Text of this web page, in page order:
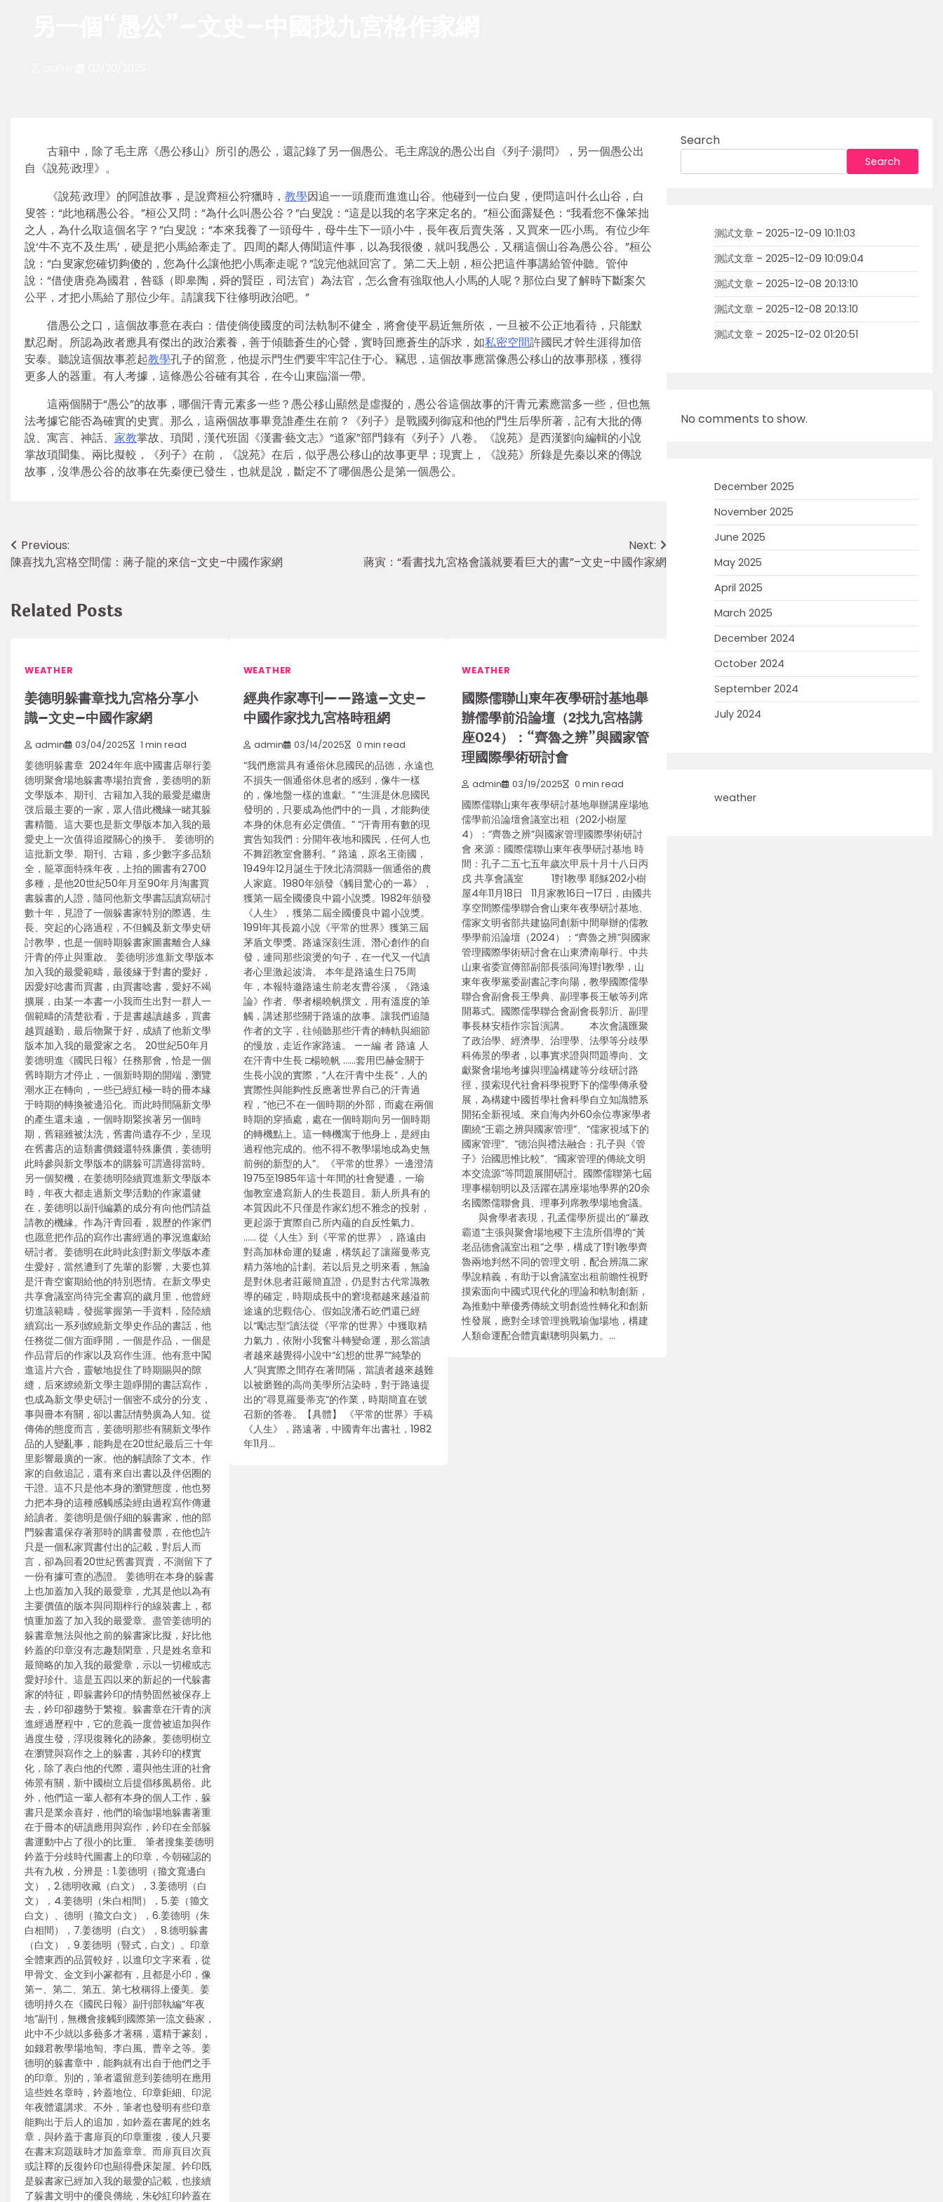
古籍中，除了毛主席《愚公移山》所引的愚公，還記錄了另一個愚公。毛主席說的愚公出自《列子·湯問》，另一個愚公出
自《說苑·政理》。
《說苑·政理》的阿誰故事，是說齊桓公狩獵時， 教學因追一一頭鹿而進進山谷。他碰到一位白叟，便問這叫什么山谷，白
叟答：“此地稱愚公谷。”桓公又問：“為什么叫愚公谷？”白叟說：“這是以我的名字來定名的。”桓公面露疑色：“我看您不像笨拙
之人，為什么取這個名字？”白叟說：“本來我養了一頭母牛，母牛生下一頭小牛，長年夜后賣失落，又買來一匹小馬。有位少年
說‘牛不克不及生馬’，硬是把小馬給牽走了。四周的鄰人傳聞這件事，以為我很傻，就叫我愚公，又稱這個山谷為愚公谷。”桓公
說：“白叟家您確切夠傻的，您為什么讓他把小馬牽走呢？”說完他就回宮了。第二天上朝，桓公把這件事講給管仲聽。管仲
說：“借使唐堯為國君，咎繇（即皋陶，舜的賢臣，司法官）為法官，怎么會有強取他人小馬的人呢？那位白叟了解時下斷案欠
公平，才把小馬給了那位少年。請讓我下往修明政治吧。”
借愚公之口，這個故事意在表白：借使倘使國度的司法軌制不健全，將會使平易近無所依，一旦被不公正地看待，只能默
默忍耐。所認為政者應具有傑出的政治素養，善于傾聽蒼生的心聲，實時回應蒼生的訴求，如私密空間許國民才幹生涯得加倍
安泰。聽說這個故事惹起教學孔子的留意，他提示門生們要牢牢記住于心。竊思，這個故事應當像愚公移山的故事那樣，獲得
更多人的器重。有人考據，這條愚公谷確有其谷，在今山東臨淄一帶。
這兩個關于“愚公”的故事，哪個汗青元素多一些？愚公移山顯然是虛擬的，愚公谷這個故事的汗青元素應當多一些，但也無
法考據它能否為確實的史實。那么，這兩個故事畢竟誰產生在前？《列子》是戰國列御寇和他的門生后學所著，記有大批的傳
說、寓言、神話、 家教掌故、瑣聞，漢代班固《漢書·藝文志》“道家”部門錄有《列子》八卷。《說苑》是西漢劉向編輯的小說
掌故瑣聞集。兩比擬較，《列子》在前，《說苑》在后，似乎愚公移山的故事更早；現實上，《說苑》所錄是先秦以來的傳說
故事，沒準愚公谷的故事在先秦便已發生，也就是說，斷定不了哪個愚公是第一個愚公。
Post
navigation
Previous:
陳喜找九宮格空間儒：蔣子龍的來信–文史–中國作家網
Next:
蔣寅：“看書找九宮格會議就要看巨大的書”–文史–中國作家網
Related Posts
WEATHER
姜德明躲書章找九宮格分享小
識–文史–中國作家網
admin 03/04/2025 1 min read
姜德明躲書章 2024年年底中國書店舉行姜
德明聚會場地躲書專場拍賣會，姜德明的新
文學版本、期刊、古籍加入我的最愛是繼唐
弢后最主要的一家，眾人借此機緣一睹其躲
書精髓。這大要也是新文學版本加入我的最
愛史上一次值得追蹤關心的換手。 姜德明的
這批新文學、期刊、古籍，多少數字多品類
全，籠罩面特殊年夜，上拍的圖書有2700
多種，是他20世紀50年月至90年月淘書買
書躲書的人證，隨同他新文學書話讀寫研討
數十年，見證了一個躲書家特別的際遇、生
長、突起的心路過程，不但觸及新文學史研
討教學，也是一個時期躲書家圖書離合人緣
汗青的停止與重啟。 姜德明涉進新文學版本
加入我的最愛範疇，最後緣于對書的愛好，
因愛好唸書而買書，由買書唸書，愛好不竭
擴展，由某一本書一小我而生出對一群人一
個範疇的清楚欲看，于是書越讀越多，買書
越買越勤，最后物聚于好，成績了他新文學
版本加入我的最愛家之名。 20世紀50年月
姜德明進《國民日報》任務那會，恰是一個
舊時期方才停止，一個新時期的開端，瀏覽
潮水正在轉向，一些已經紅極一時的冊本緣
于時期的轉換被邊沿化。而此時間隔新文學
的產生還未遠，一個時期緊挨著另一個時
期，舊籍雖被汰洗，舊書尚遺存不少，呈現
在舊書店的這類書價錢還特殊廉價，姜德明
此時參與新文學版本的購躲可謂適得當時。
另一個契機，在姜德明陸續買進新文學版本
時，年夜大都走過新文學活動的作家還健
在，姜德明以副刊編纂的成分有向他們請益
請教的機緣。作為汗青回看，親歷的作家們
也愿意把作品的寫作出書經過的事況進獻給
研討者。姜德明在此時此刻對新文學版本產
生愛好，當然遭到了先輩的影響，大要也算
是汗青空窗期給他的特別恩情。在新文學史
共享會議室尚待完全書寫的歲月里，他曾經
切進該範疇，發掘掌握第一手資料，陸陸續
續寫出一系列繚繞新文學史作品的書話，他
任務從二個方面睜開，一個是作品，一個是
作品背后的作家以及寫作生涯。他有意中闖
進這片六合，靈敏地捉住了時期賜與的隙
縫，后來繚繞新文學主題睜開的書話寫作，
也成為新文學史研討一個密不成分的分支，
事與冊本有關，卻以書話情勢廣為人知。從
傳佈的態度而言，姜德明那些有關新文學作
品的人變亂事，能夠是在20世紀最后三十年
里影響最廣的一家。他的解讀除了文本、作
家的自敘追記，還有來自出書以及伴侶圈的
干證。這不只是他本身的瀏覽態度，他也努
力把本身的這種感觸感染經由過程寫作傳遞
給讀者。姜德明是個仔細的躲書家，他的部
門躲書還保存著那時的購書發票，在他也許
只是一個私家買書付出的記載，對后人而
言，卻為回看20世紀舊書買賣，不測留下了
一份有據可查的憑證。 姜德明在本身的躲書
上也加蓋加入我的最愛章，尤其是他以為有
主要價值的版本與同期梓行的線裝書上，都
慎重加蓋了加入我的最愛章。盡管姜德明的
躲書章無法與他之前的躲書家比擬，好比他
鈐蓋的印章沒有志趣類閑章，只是姓名章和
最簡略的加入我的最愛章，示以一切權或志
愛好珍什。這是五四以來的新起的一代躲書
家的特征，即躲書鈐印的情勢固然被保存上
去，鈐印卻趨勢于繁複。躲書章在汗青的演
進經過歷程中，它的意義一度曾被追加與作
過度生發，浮現復雜化的跡象。姜德明樹立
在瀏覽與寫作之上的躲書，其鈐印的樸實
化，除了表白他的代際，還與他生涯的社會
佈景有關，新中國樹立后提倡移風易俗。此
外，他們這一輩人都有本身的個人工作，躲
書只是業余喜好，他們的瑜伽場地躲書著重
在于冊本的研讀應用與寫作，鈐印在全部躲
書運動中占了很小的比重。 筆者搜集姜德明
鈐蓋于分歧時代圖書上的印章，今朝確認的
共有九枚，分辨是：1.姜德明（籀文寬邊白
文），2.德明收藏（白文），3.姜德明（白
文），4.姜德明（朱白相間），5.姜（籀文
白文）、德明（籀文白文），6.姜德明（朱
白相間），7.姜德明（白文），8.德明躲書
（白文），9.姜德明（豎式，白文）。印章
全體東西的品質較好，以進印文字來看，從
甲骨文、金文到小篆都有，且都是小印，像
第—、第二、第五、第七枚稱得上優美。姜
德明持久在《國民日報》副刊部執編“年夜
地”副刊，無機會接觸到國際第一流文藝家，
此中不少就以多藝多才著稱，還精于篆刻，
如錢君教學場地匋、李白風、曹辛之等。姜
德明的躲書章中，能夠就有出自于他們之手
的印章。別的，筆者還留意到姜德明在應用
這些姓名章時，鈐蓋地位、印章鉅細、印泥
年夜體還講求。不外，筆者也發明有些印章
能夠出于后人的追加，如鈐蓋在書尾的姓名
章，與鈐蓋于書扉頁的印章重復，後人只要
在書末寫題跋時才加蓋章章。而扉頁目次頁
或註釋的反復鈐印也顯得疊床架屋。鈐印既
是躲書家已經加入我的最愛的記載，也接續
了躲書文明中的優良傳統，朱砂紅印鈐蓋在
WEATHER
經典作家專刊——路遠–文史–
中國作家找九宮格時租網
admin 03/14/2025 0 min read
“我們應當具有通俗休息國民的品德，永遠也
不損失一個通俗休息者的感到，像牛一樣
的，像地盤一樣的進獻。” “生涯是休息國民
發明的，只要成為他們中的一員，才能夠使
本身的休息有必定價值。” “汗青用有數的現
實告知我們：分開年夜地和國民，任何人也
不舞蹈教室會勝利。” 路遠，原名王衛國，
1949年12月誕生于陜北清澗縣一個通俗的農
人家庭。1980年頒發《觸目驚心的一幕》，
獲第一屆全國優良中篇小說獎。1982年頒發
《人生》，獲第二屆全國優良中篇小說獎。
1991年其長篇小說《平常的世界》獲第三屆
茅盾文學獎。路遠深刻生涯、潛心創作的自
發，連同那些滾燙的句子，在一代又一代讀
者心里激起波濤。 本年是路遠生日75周
年，本報特邀路遠生前老友曹谷溪，《路遠
論》作者、學者楊曉帆撰文，用有溫度的筆
觸，講述那些關于路遠的故事。讓我們追隨
作者的文字，往傾聽那些汗青的轉軌與細節
的慢放，走近作家路遠。 ——編 者 路遠 人
在汗青中生長 □楊曉帆 ……套用巴赫金關于
生長小說的實際，“人在汗青中生長”，人的
實際性與能夠性反應著世界自己的汗青過
程，“他已不在一個時期的外部，而處在兩個
時期的穿插處，處在一個時期向另一個時期
的轉機點上。這一轉機寓于他身上，是經由
過程他完成的。他不得不教學場地成為史無
前例的新型的人”。《平常的世界》一邊澄清
1975至1985年這十年間的社會變遷，一瑜
伽教室邊寫新人的生長題目。新人所具有的
本質因此不只僅是作家幻想不雅念的投射，
更起源于實際自己所內蘊的自反性氣力。
…… 從《人生》到《平常的世界》，路遠由
對高加林命運的疑慮，構筑起了讓羅曼蒂克
精力落地的計劃。若以后見之明來看，無論
是對休息者莊嚴簡直證，仍是對古代常識教
導的確定，時期成長中的窘境都越來越溢前
途遠的悲觀信心。假如說潘石屹們還已經
以“勵志型”讀法從《平常的世界》中獲取精
力氣力，依附小我奮斗轉變命運，那么當讀
者越來越覺得小說中“幻想的世界”“純摯的
人”與實際之間存在著間隔，當讀者越來越難
以被磨難的高尚美學所沾染時，對于路遠提
出的“尋覓羅曼蒂克”的作業，時期簡直在號
召新的答卷。【具體】 《平常的世界》手稿
《人生》，路遠著，中國青年出書社，1982
年11月…
WEATHER
國際儒聯山東年夜學研討基地舉
辦儒學前沿論壇（2找九宮格講
座024）：“齊魯之辨”與國家管
理國際學術研討會
admin 03/19/2025 0 min read
國際儒聯山東年夜學研討基地舉辦講座場地
儒學前沿論壇會議室出租（202小樹屋
4）：“齊魯之辨”與國家管理國際學術研討
會 來源：國際儒聯山東年夜學研討基地 時
間：孔子二五七五年歲次甲辰十月十八日丙
戌 共享會議室 1對1教學 耶穌202小樹
屋4年11月18日 11月家教16日—17日，由國共
享空間際儒學聯合會山東年夜學研討基地、
儒家文明省部共建協同創新中間舉辦的儒教
學學前沿論壇（2024）：“齊魯之辨”與國家
管理國際學術研討會在山東濟南舉行。中共
山東省委宣傳部副部長張同海1對1教學，山
東年夜學黨委副書記李向陽，教學國際儒學
聯合會副會長王學典、副理事長王敏等列席
開幕式。國際儒學聯合會副會長郭沂、副理
事長林安梧作宗旨演講。 本次會議匯聚
了政治學、經濟學、治理學、法學等分歧學
科佈景的學者，以事實求證與問題導向、文
獻聚會場地考據與理論構建等分歧研討路
徑，摸索現代社會科學視野下的儒學傳承發
展，為構建中國哲學社會科學自立知識體系
開拓全新視域。來自海內外60余位專家學者
圍繞“王霸之辨與國家管理”、“儒家視域下的
國家管理”、“德治與禮法融合：孔子與《管
子》治國思惟比較”、“國家管理的傳統文明
本交流源”等問題展開研討。國際儒聯第七屆
理事楊朝明以及活躍在講座場地學界的20余
名國際儒聯會員、理事列席教學場地會議。
與會學者表現，孔孟儒學所提出的“暴政
霸道”主張與聚會場地稷下主流所倡導的“黃
老品德會議室出租”之學，構成了1對1教學齊
魯兩地判然不同的管理文明，配合辨識二家
學說精義，有助于以會議室出租前瞻性視野
摸索面向中國式現代化的理論和軌制創新，
為推動中華優秀傳統文明創造性轉化和創新
性發展，應對全球管理挑戰瑜伽場地，構建
人類命運配合體貢獻聰明與氣力。…
Search
Search
測試文章 – 2025-12-09 10:11:03
測試文章 – 2025-12-09 10:09:04
測試文章 – 2025-12-08 20:13:10
測試文章 – 2025-12-08 20:13:10
測試文章 – 2025-12-02 01:20:51
No comments to show.
December 2025
November 2025
June 2025
May 2025
April 2025
March 2025
December 2024
October 2024
September 2024
July 2024
weather